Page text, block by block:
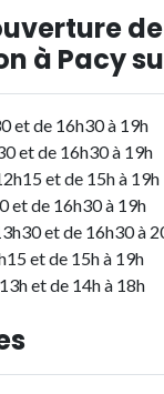
à Pacy
et de 16h30 à 19h
et de 16h30 à 19h
et de 15h à 19h
et de 16h30 à 19h
et de 16h30 à
et de 15h à 19h
et de 14h à 18h